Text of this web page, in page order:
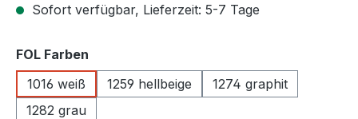
Sofort verfügbar, Lieferzeit: 5-7 Tage
FOL Farben
1016 weiß
1259 hellbeige
1274 graphit
1282 grau